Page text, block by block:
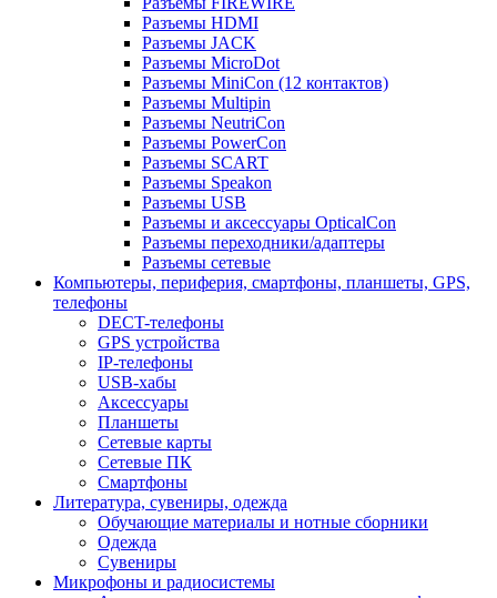
Разъемы HDMI
Разъемы JACK
Разъемы MicroDot
Разъемы MiniCon (12 контактов)
Разъемы Multipin
Разъемы NeutriCon
Разъемы PowerCon
Разъемы SCART
Разъемы Speakon
Разъемы USB
Разъемы и аксессуары OpticalCon
Разъемы переходники/адаптеры
Разъемы сетевые
Компьютеры, периферия, смартфоны, планшеты, GPS,
телефоны
DECT-телефоны
GPS устройства
IP-телефоны
USB-хабы
Аксессуары
Планшеты
Сетевые карты
Сетевые ПК
Смартфоны
Литература, сувениры, одежда
Обучающие материалы и нотные сборники
Одежда
Сувениры
Микрофоны и радиосистемы